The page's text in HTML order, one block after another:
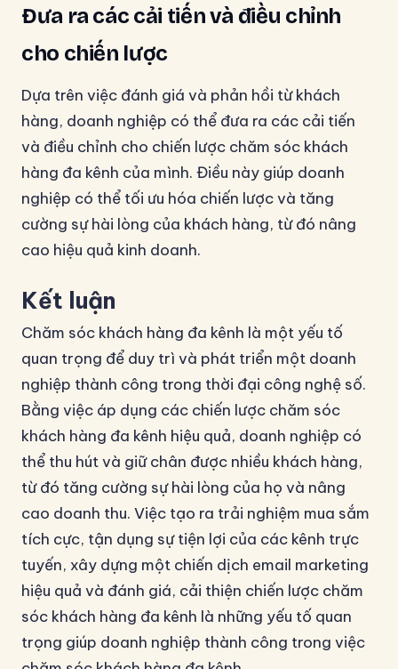
Đưa ra các cải tiến và điều chỉnh
cho chiến lược
Dựa trên việc đánh giá và phản hồi từ khách
hàng, doanh nghiệp có thể đưa ra các cải tiến
và điều chỉnh cho chiến lược chăm sóc khách
hàng đa kênh của mình. Điều này giúp doanh
nghiệp có thể tối ưu hóa chiến lược và tăng
cường sự hài lòng của khách hàng, từ đó nâng
cao hiệu quả kinh doanh.
Kết luận
Chăm sóc khách hàng đa kênh là một yếu tố
quan trọng để duy trì và phát triển một doanh
nghiệp thành công trong thời đại công nghệ số.
Bằng việc áp dụng các chiến lược chăm sóc
khách hàng đa kênh hiệu quả, doanh nghiệp có
thể thu hút và giữ chân được nhiều khách hàng,
từ đó tăng cường sự hài lòng của họ và nâng
cao doanh thu. Việc tạo ra trải nghiệm mua sắm
tích cực, tận dụng sự tiện lợi của các kênh trực
tuyến, xây dựng một chiến dịch email marketing
hiệu quả và đánh giá, cải thiện chiến lược chăm
sóc khách hàng đa kênh là những yếu tố quan
trọng giúp doanh nghiệp thành công trong việc